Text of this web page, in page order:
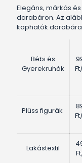
Elegáns, márkás
darabáron. Az
kaphatók
Bébi és
Gyerekruhák
Plüss figurák
Lakástextil